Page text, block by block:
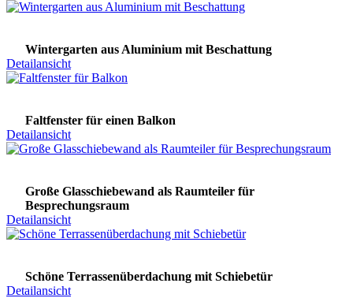
Wintergarten aus Aluminium mit Beschattung
Detailansicht
Faltfenster für einen Balkon
Detailansicht
Große Glasschiebewand als Raumteiler für
Besprechungsraum
Detailansicht
Schöne Terrassenüberdachung mit Schiebetür
Detailansicht